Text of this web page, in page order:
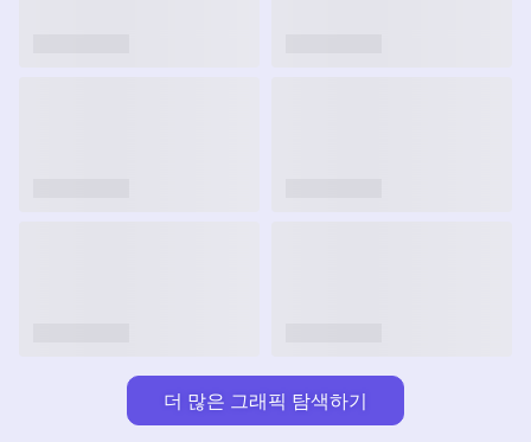
더 많은 그래픽 탐색하기